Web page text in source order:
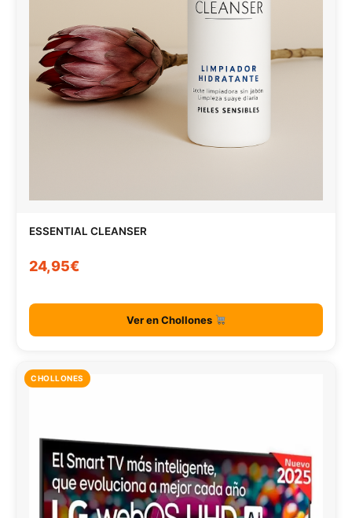
ESSENTIAL CLEANSER
24,95€
Ver en Chollones
CHOLLONES